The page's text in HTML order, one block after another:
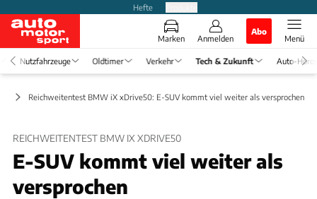
Hefte
Marken Anmelden
Abo
Menü
Nutzfahrzeuge Oldtimer Verkehr Tech & Zukunft Auto-
Reichweitentest BMW iX xDrive50: E-SUV kommt viel weiter als versprochen
REICHWEITENTEST BMW IX XDRIVE50
E-SUV kommt viel weiter als
versprochen